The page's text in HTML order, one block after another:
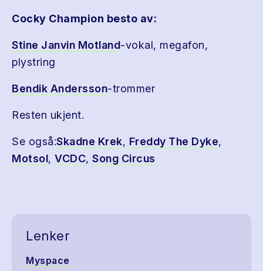
Cocky Champion besto av:
Stine Janvin Motland-vokal, megafon,
plystring
Bendik Andersson-trommer
Resten ukjent.
Se også:Skadne Krek, Freddy The Dyke,
Motsol, VCDC, Song Circus
Lenker
Myspace